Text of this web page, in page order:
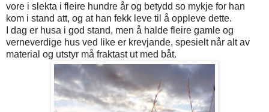
vore i slekta i fleire hundre år og betydd so mykje for han
kom i stand att, og at han fekk leve til å oppleve dette.
I dag er husa i god stand, men å halde fleire gamle og
verneverdige hus ved like er krevjande, spesielt når alt av
material og utstyr må fraktast ut med båt.